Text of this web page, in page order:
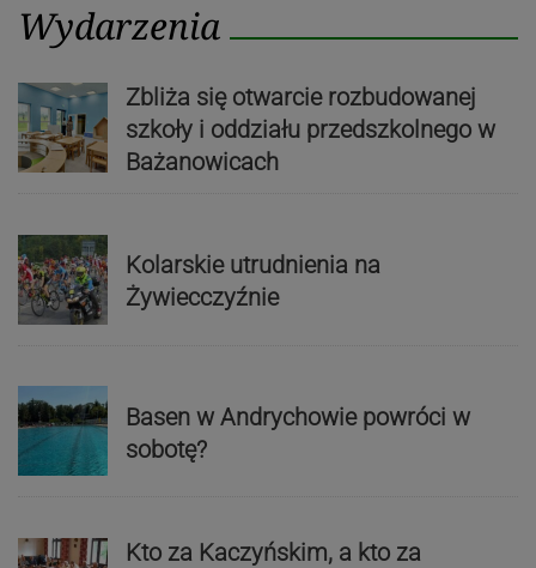
Wydarzenia
Zbliża się otwarcie rozbudowanej
szkoły i oddziału przedszkolnego w
Bażanowicach
Kolarskie utrudnienia na
Żywiecczyźnie
Basen w Andrychowie powróci w
sobotę?
Kto za Kaczyńskim, a kto za